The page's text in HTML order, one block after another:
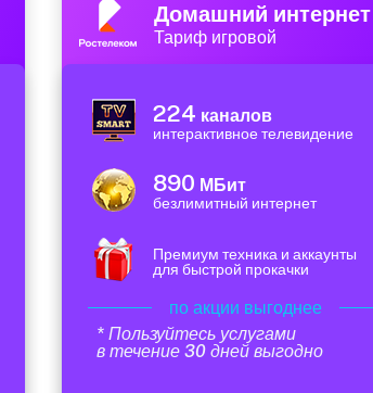
Домашний интернет
Тариф игровой
224 каналов
интерактивное телевидение
890 МБит
безлимитный интернет
Премиум техника и аккаунты
для быстрой прокачки
по акции выгоднее
* Пользуйтесь услугами
в течение 30 дней выгодно